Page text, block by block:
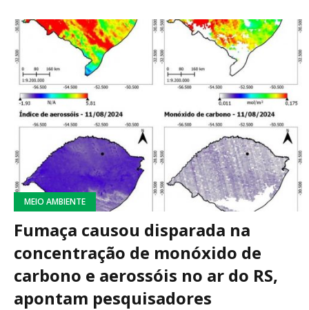
MEIO AMBIENTE
Fumaça causou disparada na
concentração de monóxido de
carbono e aerossóis no ar do RS,
apontam pesquisadores